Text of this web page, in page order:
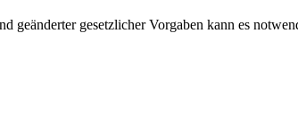
gesetzlicher Vorgaben kann es